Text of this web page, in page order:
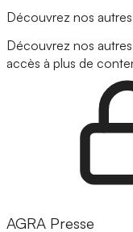
Découvrez nos
Découvrez nos
accès à plus de
AGRA Presse